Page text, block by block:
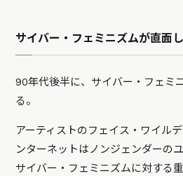
サイバー・フェミニズムが直面
90年代後半に、サイバー・フェミ
る。
アーティストのフェイス・ワイル
ンターネットはノンジェンダーの
サイバー・フェミニズムに対する